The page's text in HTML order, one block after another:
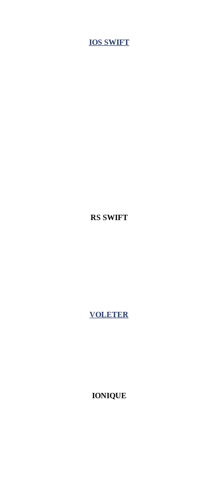
IOS SWIFT
RS SWIFT
VOLETER
IONIQUE